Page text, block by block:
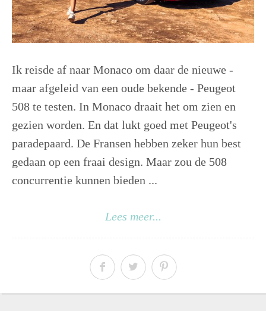
Ik reisde af naar Monaco om daar de nieuwe -
maar afgeleid van een oude bekende - Peugeot
508 te testen. In Monaco draait het om zien en
gezien worden. En dat lukt goed met Peugeot's
paradepaard. De Fransen hebben zeker hun best
gedaan op een fraai design. Maar zou de 508
concurrentie kunnen bieden ...
Lees meer...